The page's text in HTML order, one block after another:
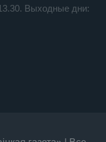
Выходные дни: